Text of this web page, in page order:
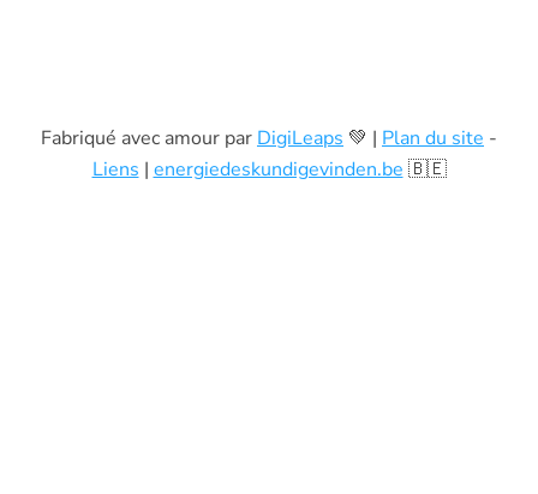
Fabriqué avec amour par DigiLeaps 💚 | Plan du site -
Liens | energiedeskundigevinden.be 🇧🇪